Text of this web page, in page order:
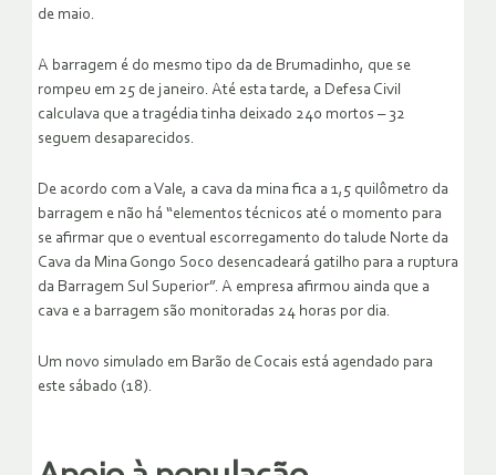
de maio.
A barragem é do mesmo tipo da de Brumadinho, que se
rompeu em 25 de janeiro. Até esta tarde, a Defesa Civil
calculava que a tragédia tinha deixado 240 mortos – 32
seguem desaparecidos.
De acordo com a Vale, a cava da mina fica a 1,5 quilômetro da
barragem e não há “elementos técnicos até o momento para
se afirmar que o eventual escorregamento do talude Norte da
Cava da Mina Gongo Soco desencadeará gatilho para a ruptura
da Barragem Sul Superior”. A empresa afirmou ainda que a
cava e a barragem são monitoradas 24 horas por dia.
Um novo simulado em Barão de Cocais está agendado para
este sábado (18).